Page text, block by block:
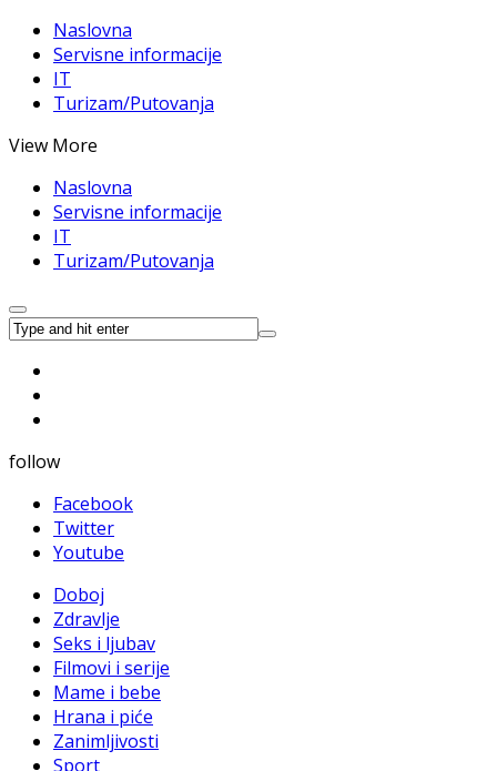
Naslovna
Servisne informacije
IT
Turizam/Putovanja
View More
Naslovna
Servisne informacije
IT
Turizam/Putovanja
follow
Facebook
Twitter
Youtube
Doboj
Zdravlje
Seks i ljubav
Filmovi i serije
Mame i bebe
Hrana i piće
Zanimljivosti
Sport